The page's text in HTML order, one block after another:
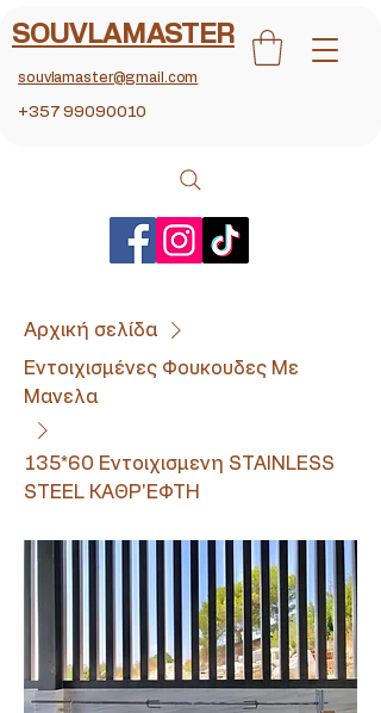
SOUVLAMASTER
souvlamaster@gmail.com
+357 99090010
Αρχική σελίδα
Εντοιχισμένες Φουκουδες Με
Μανελα
135*60 Εντοιχισμενη STAINLESS
STEEL ΚΑΘΡ'ΕΦΤΗ